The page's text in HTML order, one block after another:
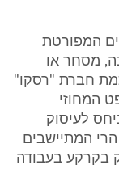
המפורטת
מסחר או
חברת "רסקו"
המחוזי
לעיסוק
המתיישבים
בקרקע בעבודה